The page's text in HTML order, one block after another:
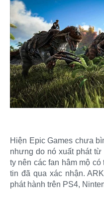
Hiện Epic Games chưa
nhưng do nó xuất phát
ty nên các fan hâm mộ
tin đã qua xác nhận.
phát hành trên PS4,